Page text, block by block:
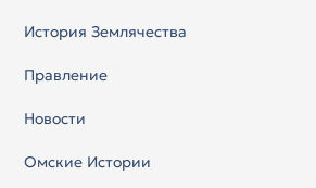
История Землячества
Правление
Новости
Омские Истории